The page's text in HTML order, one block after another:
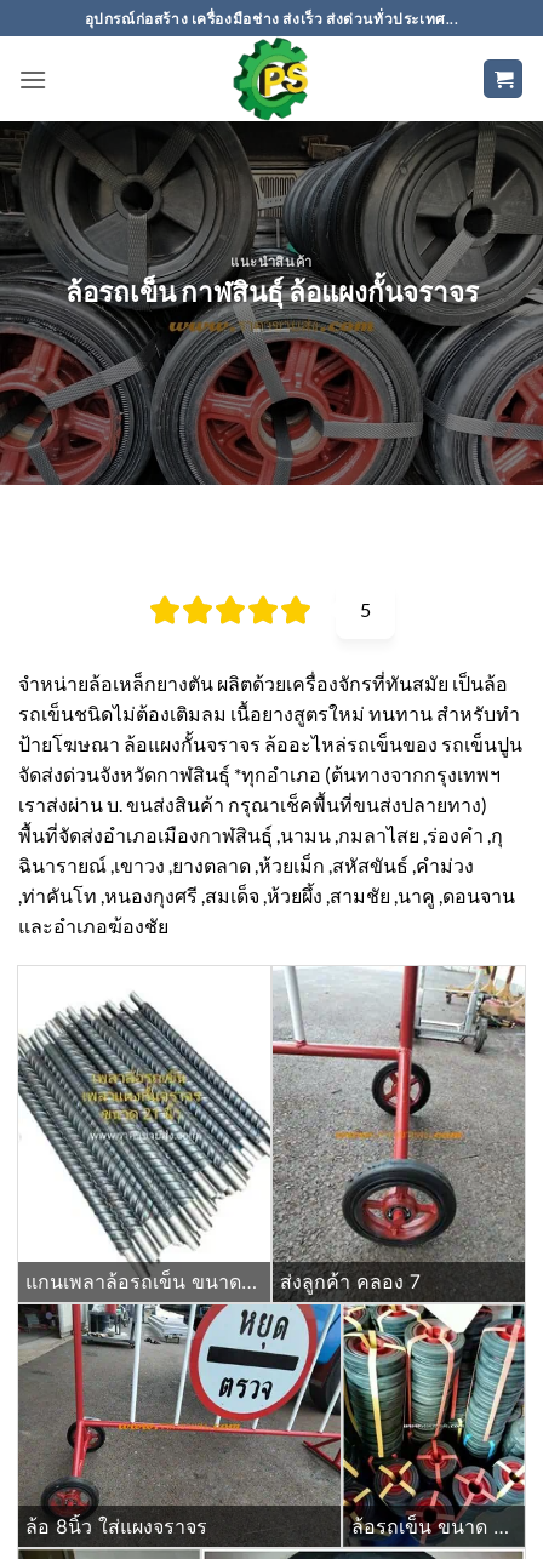
ไป
อุปกรณ์ก่อสร้าง เครื่องมือช่าง ส่งเร็ว ส่งด่วนทั่วประเทศ...
แนะนำสินค้า
ล้อรถเข็น กาฬสินธุ์ ล้อแผงกั้นจราจร
5
จำหน่ายล้อเหล็กยางตัน ผลิตด้วยเครื่องจักรที่ทันสมัย เป็นล้อ
รถเข็นชนิดไม่ต้องเติมลม เนื้อยางสูตรใหม่ ทนทาน สำหรับทำ
ป้ายโฆษณา ล้อแผงกั้นจราจร ล้ออะไหล่รถเข็นของ รถเข็นปูน
จัดส่งด่วนจังหวัดกาฬสินธุ์ *ทุกอำเภอ (ต้นทางจากกรุงเทพฯ
เราส่งผ่าน บ. ขนส่งสินค้า กรุณาเช็คพื้นที่ขนส่งปลายทาง)
พื้นที่จัดส่งอำเภอเมืองกาฬสินธุ์ ,นามน ,กมลาไสย ,ร่องคำ ,กุ
ฉินารายณ์ ,เขาวง ,ยางตลาด ,ห้วยเม็ก ,สหัสขันธ์ ,คำม่วง
,ท่าคันโท ,หนองกุงศรี ,สมเด็จ ,ห้วยผึ้ง ,สามชัย ,นาคู ,ดอนจาน
และอำเภอฆ้องชัย
แกนเพลาล้อรถเข็น ขนาด 21 นิ้ว แบบกิ๊ปล๊อค (เจาะรูปลาย) ส่งลูกค้า คลอง 7
ล้อ 8นิ้ว ใส่แผงจราจร ล้อรถเข็น ขนาด 6 นิ้ว ลูกล้อยางตัน สำหรับใส่แผงกั้นจราจร ป้ายหยุดตรวจ ชนิดมีบ่าใส่ตลับลูกปืน